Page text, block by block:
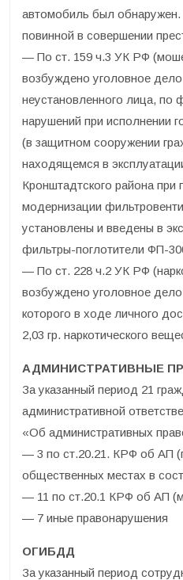
автомобиль был обнаружен.
повинной в совершении
— По ст. 159 ч.3 УК РФ
возбуждено уголовное
неустановленного лица, по
нарушений при исполнении
(в защитном сооружении
находящемся в
Кронштадтского района при
модернизации
установлены и введены в
фильтры-поглотители ФП-
— По ст. 228 ч.2 УК РФ
возбуждено уголовное
которого в ходе личного
2,03 гр. наркотического
АДМИНИСТРАТИВНЫЕ
За указанный период 21
административной
«Об административных
— 3 по ст.20.21. КРФ об АП
общественных местах в
— 11 по ст.20.1 КРФ об АП
— 7 иные правонарушения
ОГИБДД
За указанный период